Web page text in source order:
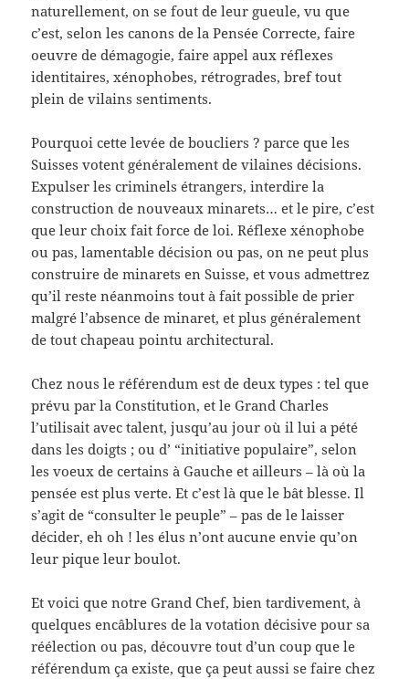
naturellement, on se fout de leur gueule, vu que
c’est, selon les canons de la Pensée Correcte, faire
oeuvre de démagogie, faire appel aux réflexes
identitaires, xénophobes, rétrogrades, bref tout
plein de vilains sentiments.
Pourquoi cette levée de boucliers ? parce que les
Suisses votent généralement de vilaines décisions.
Expulser les criminels étrangers, interdire la
construction de nouveaux minarets… et le pire, c’est
que leur choix fait force de loi. Réflexe xénophobe
ou pas, lamentable décision ou pas, on ne peut plus
construire de minarets en Suisse, et vous admettrez
qu’il reste néanmoins tout à fait possible de prier
malgré l’absence de minaret, et plus généralement
de tout chapeau pointu architectural.
Chez nous le référendum est de deux types : tel que
prévu par la Constitution, et le Grand Charles
l’utilisait avec talent, jusqu’au jour où il lui a pété
dans les doigts ; ou d’ “initiative populaire”, selon
les voeux de certains à Gauche et ailleurs – là où la
pensée est plus verte. Et c’est là que le bât blesse. Il
s’agit de “consulter le peuple” – pas de le laisser
décider, eh oh ! les élus n’ont aucune envie qu’on
leur pique leur boulot.
Et voici que notre Grand Chef, bien tardivement, à
quelques encâblures de la votation décisive pour sa
réélection ou pas, découvre tout d’un coup que le
référendum ça existe, que ça peut aussi se faire chez